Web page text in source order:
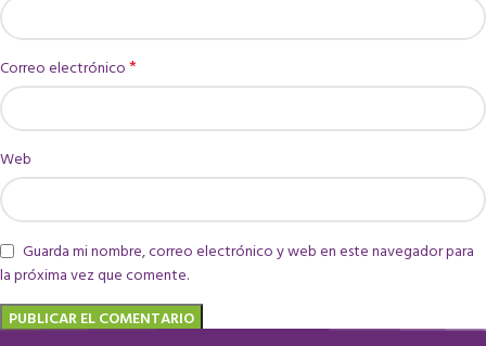
Correo electrónico*
Web
Guarda mi nombre, correo electrónico y web en este navegador para
la próxima vez que comente.